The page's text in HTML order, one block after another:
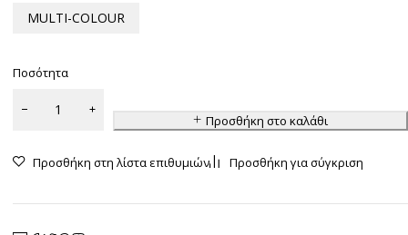
MULTI-COLOUR
Ποσότητα
Προσθήκη στο καλάθι